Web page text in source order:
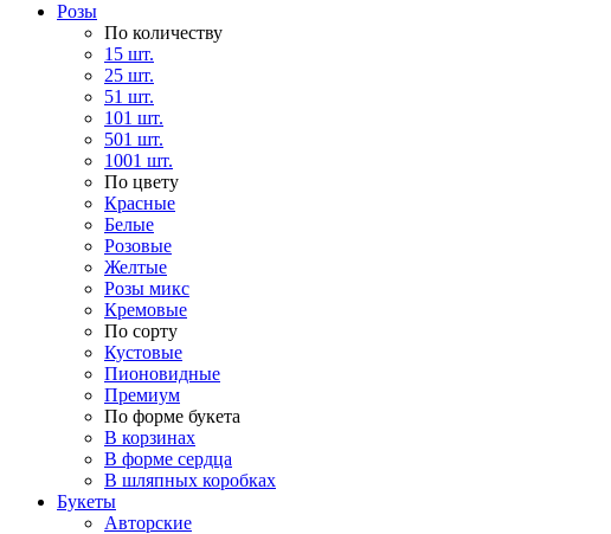
Розы
По количеству
15 шт.
25 шт.
51 шт.
101 шт.
501 шт.
1001 шт.
По цвету
Красные
Белые
Розовые
Желтые
Розы микс
Кремовые
По сорту
Кустовые
Пионовидные
Премиум
По форме букета
В корзинах
В форме сердца
В шляпных коробках
Букеты
Авторские